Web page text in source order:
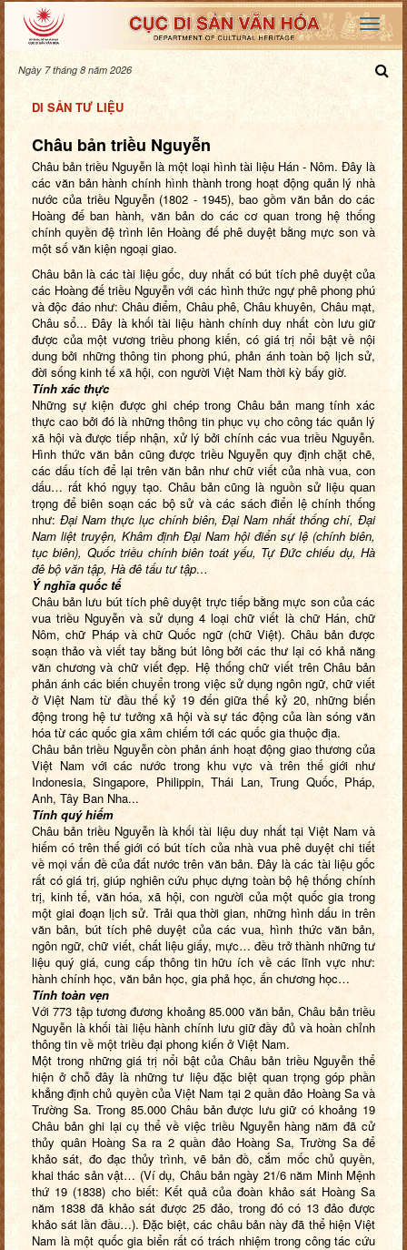
Ngày 7 tháng 8 năm 2026
DI SẢN TƯ LIỆU
Châu bản triều Nguyễn
Châu bản triều Nguyễn là một loại hình tài liệu Hán - Nôm. Đây là
các văn bản hành chính hình thành trong hoạt động quản lý nhà
nước của triều Nguyễn (1802 - 1945), bao gồm văn bản do các
Hoàng đế ban hành, văn bản do các cơ quan trong hệ thống
chính quyền đệ trình lên Hoàng đế phê duyệt bằng mực son và
một số văn kiện ngoại giao.
Châu bản là các tài liệu gốc, duy nhất có bút tích phê duyệt của
các Hoàng đế triều Nguyễn với các hình thức ngự phê phong phú
và độc đáo như: Châu điểm, Châu phê, Châu khuyên, Châu mạt,
Châu sổ... Đây là khối tài liệu hành chính duy nhất còn lưu giữ
được của một vương triều phong kiến, có giá trị nổi bật về nội
dung bởi những thông tin phong phú, phản ánh toàn bộ lịch sử,
đời sống kinh tế xã hội, con người Việt Nam thời kỳ bấy giờ.
Tính xác thực
Những sự kiện được ghi chép trong Châu bản mang tính xác
thực cao bởi đó là những thông tin phục vụ cho công tác quản lý
xã hội và được tiếp nhận, xử lý bởi chính các vua triều Nguyễn.
Hình thức văn bản cũng được triều Nguyễn quy định chặt chẽ,
các dấu tích để lại trên văn bản như chữ viết của nhà vua, con
dấu… rất khó ngụy tạo. Châu bản cũng là nguồn sử liệu quan
trọng để biên soạn các bộ sử và các sách điển lệ chính thống
như: Đại Nam thực lục chính biên, Đại Nam nhất thống chí, Đại
Nam liệt truyện, Khâm định Đại Nam hội điển sự lệ (chính biên,
tục biên), Quốc triều chính biên toát yếu, Tự Đức chiếu dụ, Hà
đê bộ văn tập, Hà đê tấu tư tập…
Ý nghĩa quốc tế
Châu bản lưu bút tích phê duyệt trực tiếp bằng mực son của các
vua triều Nguyễn và sử dụng 4 loại chữ viết là chữ Hán, chữ
Nôm, chữ Pháp và chữ Quốc ngữ (chữ Việt). Châu bản được
soạn thảo và viết tay bằng bút lông bởi các thư lại có khả năng
văn chương và chữ viết đẹp. Hệ thống chữ viết trên Châu bản
phản ánh các biến chuyển trong việc sử dụng ngôn ngữ, chữ viết
ở Việt Nam từ đầu thế kỷ 19 đến giữa thế kỷ 20, những biến
động trong hệ tư tưởng xã hội và sự tác động của làn sóng văn
hóa từ các quốc gia xâm chiếm tới các quốc gia thuộc địa.
Châu bản triều Nguyễn còn phản ánh hoạt động giao thương của
Việt Nam với các nước trong khu vực và trên thế giới như
Indonesia, Singapore, Philippin, Thái Lan, Trung Quốc, Pháp,
Anh, Tây Ban Nha...
Tính quý hiếm
Châu bản triều Nguyễn là khối tài liệu duy nhất tại Việt Nam và
hiếm có trên thế giới có bút tích của nhà vua phê duyệt chi tiết
về mọi vấn đề của đất nước trên văn bản. Đây là các tài liệu gốc
rất có giá trị, giúp nghiên cứu phục dựng toàn bộ hệ thống chính
trị, kinh tế, văn hóa, xã hội, con người của một quốc gia trong
một giai đoạn lịch sử. Trải qua thời gian, những hình dấu in trên
văn bản, bút tích phê duyệt của các vua, hình thức văn bản,
ngôn ngữ, chữ viết, chất liệu giấy, mực… đều trở thành những tư
liệu quý giá, cung cấp thông tin hữu ích về các lĩnh vực như:
hành chính học, văn bản học, gia phả học, ấn chương học…
Tính toàn vẹn
Với 773 tập tương đương khoảng 85.000 văn bản, Châu bản triều
Nguyễn là khối tài liệu hành chính lưu giữ đầy đủ và hoàn chỉnh
thông tin về một triều đại phong kiến ở Việt Nam.
Một trong những giá trị nổi bật của Châu bản triều Nguyễn thể
hiện ở chỗ đây là những tư liệu đặc biệt quan trọng góp phần
khẳng định chủ quyền của Việt Nam tại 2 quần đảo Hoàng Sa và
Trường Sa. Trong 85.000 Châu bản được lưu giữ có khoảng 19
Châu bản ghi lại cụ thể về việc triều Nguyễn hàng năm đã cử
thủy quân Hoàng Sa ra 2 quần đảo Hoàng Sa, Trường Sa để
khảo sát, đo đạc thủy trình, vẽ bản đồ, cắm mốc chủ quyền,
khai thác sản vật… (Ví dụ, Châu bản ngày 21/6 năm Minh Mệnh
thứ 19 (1838) cho biết: Kết quả của đoàn khảo sát Hoàng Sa
năm 1838 đã khảo sát được 25 đảo, trong đó có 13 đảo được
khảo sát lần đầu…). Đặc biệt, các châu bản này đã thể hiện Việt
Nam là một quốc gia biển rất có trách nhiệm trong công tác cứu